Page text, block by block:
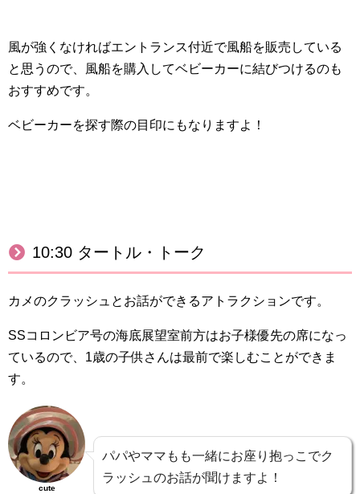
風が強くなければエントランス付近で風船を販売している
と思うので、風船を購入してベビーカーに結びつけるのも
おすすめです。
ベビーカーを探す際の目印にもなりますよ！
10:30 タートル・トーク
カメのクラッシュとお話ができるアトラクションです。
SSコロンビア号の海底展望室前方はお子様優先の席になっ
ているので、1歳の子供さんは最前で楽しむことができま
す。
cute
パパやママもも一緒にお座り抱っこでク
ラッシュのお話が聞けますよ！